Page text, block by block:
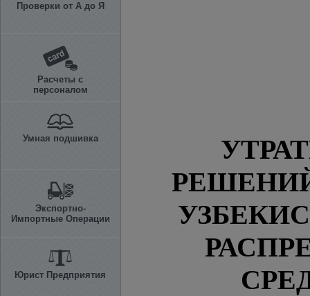
Проверки от А до Я
Расчеты с
персоналом
Умная подшивка
Экспортно-
Импортные Операции
Юрист Предприятия